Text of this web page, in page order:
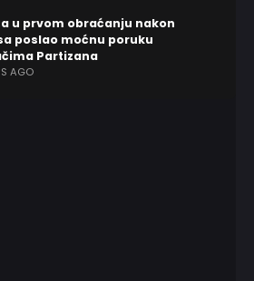
u prvom obraćanju nakon
poslao moćnu poruku
Partizana
AGO